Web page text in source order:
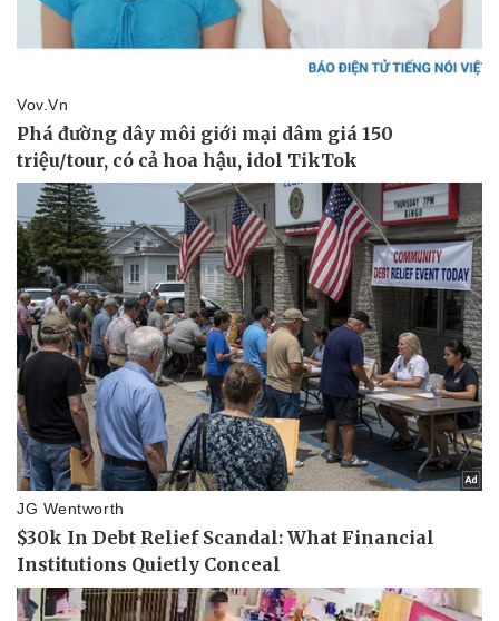
Kinh tế
Bất động sản
Thị trường
Giá vàng
Tiêu dùng
Giá cà phê